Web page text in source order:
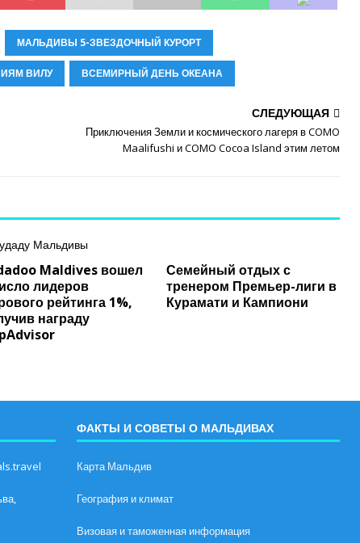
МАЛЬДИВЫ 5-ЗВЕЗДОЧНЫЙ КУРОРТ
ВИЛУ ВСЕМИРНЫЙ ДЕНЬ ОКЕАНА
СЛЕДУЮЩАЯ
Приключения Земли и космического лагеря в COMO
Maalifushi и COMO Cocoa Island этим летом
Maldives вошел
лидеров
рейтинга 1%,
награду
Семейный отдых с
тренером Премьер-лиги в
Курамати и Кампиони
ФАКТЫ И СОВЕТЫ О МАЛЬДИВАХ
Карта Мальдив
География и климат
Визовая и таможенная информация